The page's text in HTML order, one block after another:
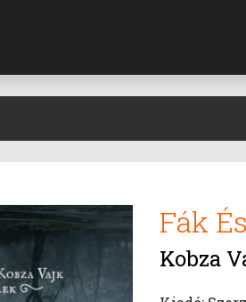
Fák
Kobza